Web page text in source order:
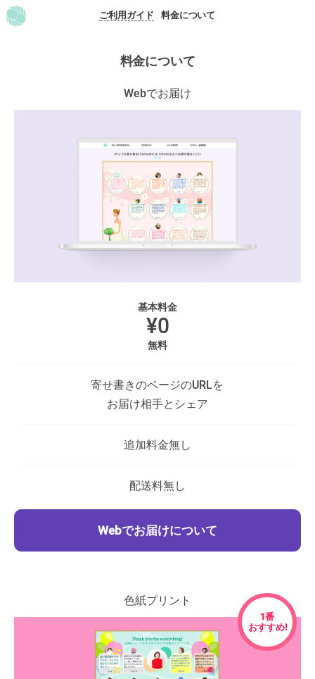
ご利用ガイド 料金について
料金について
Webでお届け
基本料金
¥0
無料
寄せ書きのページのURLを
お届け相手とシェア
追加料金無し
配送料無し
Webでお届けについて
色紙プリント
1番
おすすめ!